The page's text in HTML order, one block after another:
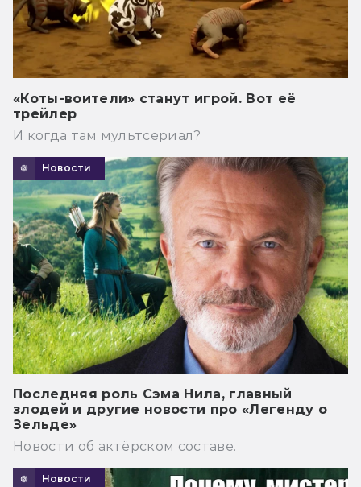
«Коты-воители» станут игрой. Вот её
трейлер
И когда там мультсериал?
Новости
Последняя роль Сэма Нила, главный
злодей и другие новости про «Легенду о
Зельде»
Новости об актёрском составе.
Новости